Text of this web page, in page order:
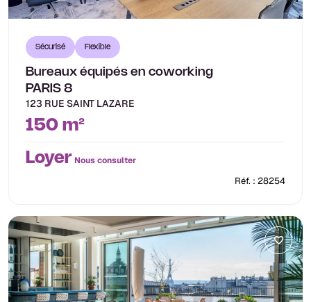
Sécurisé Flexible
Bureaux équipés en coworking
PARIS 8
123 RUE SAINT LAZARE
150 m²
Loyer Nous consulter
Réf. : 28254